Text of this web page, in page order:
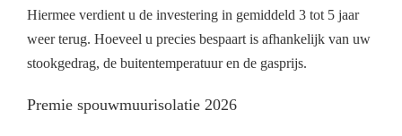
Hiermee verdient u de investering in gemiddeld 3 tot 5 jaar
weer terug. Hoeveel u precies bespaart is afhankelijk van uw
stookgedrag, de buitentemperatuur en de gasprijs.
Premie spouwmuurisolatie 2026